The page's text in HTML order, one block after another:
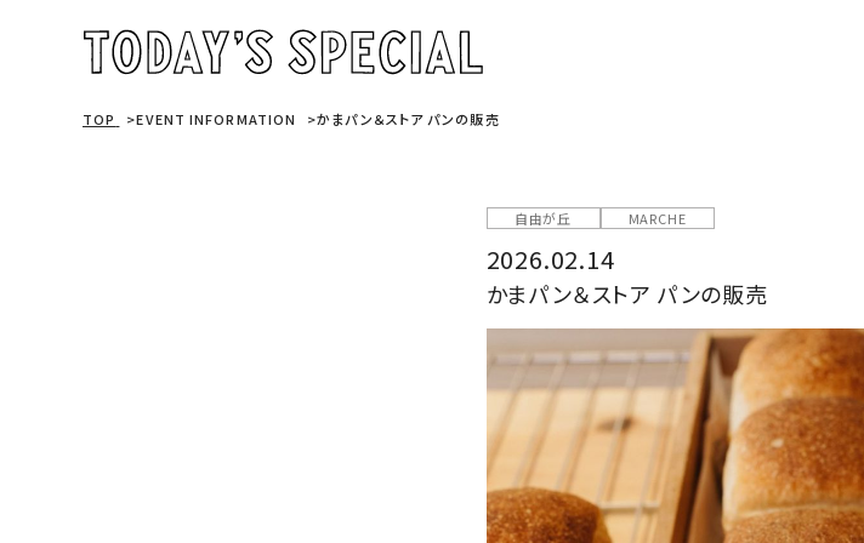
TOP EVENT INFORMATION かまパン＆ストア パンの販売
自由が丘 MARCHE
2026.02.14
かまパン＆ストア パンの販売